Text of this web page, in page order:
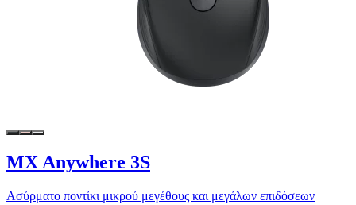
MX Anywhere 3S
Ασύρματο ποντίκι μικρού μεγέθους και μεγάλων επιδόσεων